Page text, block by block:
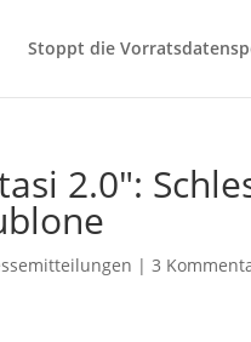
Stoppt die
2.0″:
|3